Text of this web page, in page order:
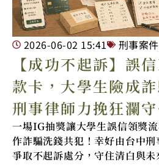
2026-06-02 15:41 刑事案件
【成功不起訴】誤
款卡，大學生險成
刑事律師力挽狂瀾
一場IG抽獎讓大學生誤信領獎
作詐騙洗錢共犯！幸好由台中
爭取不起訴處分，守住清白與未